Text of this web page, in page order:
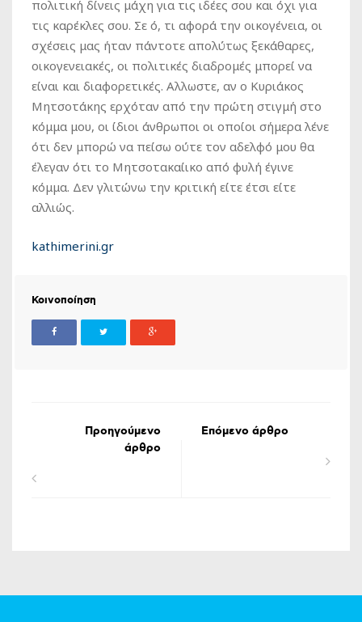
πολιτική δίνεις μάχη για τις ιδέες σου και όχι για
τις καρέκλες σου. Σε ό, τι αφορά την οικογένεια, οι
σχέσεις μας ήταν πάντοτε απολύτως ξεκάθαρες,
οικογενειακές, οι πολιτικές διαδρομές μπορεί να
είναι και διαφορετικές. Aλλωστε, αν ο Κυριάκος
Μητσοτάκης ερχόταν από την πρώτη στιγμή στο
κόμμα μου, οι ίδιοι άνθρωποι οι οποίοι σήμερα λένε
ότι δεν μπορώ να πείσω ούτε τον αδελφό μου θα
έλεγαν ότι το Mητσοτακαίικο από φυλή έγινε
κόμμα. Δεν γλιτώνω την κριτική είτε έτσι είτε
αλλιώς.
kathimerini.gr
Κοινοποίηση
Προηγούμενο
άρθρο
Επόμενο άρθρο